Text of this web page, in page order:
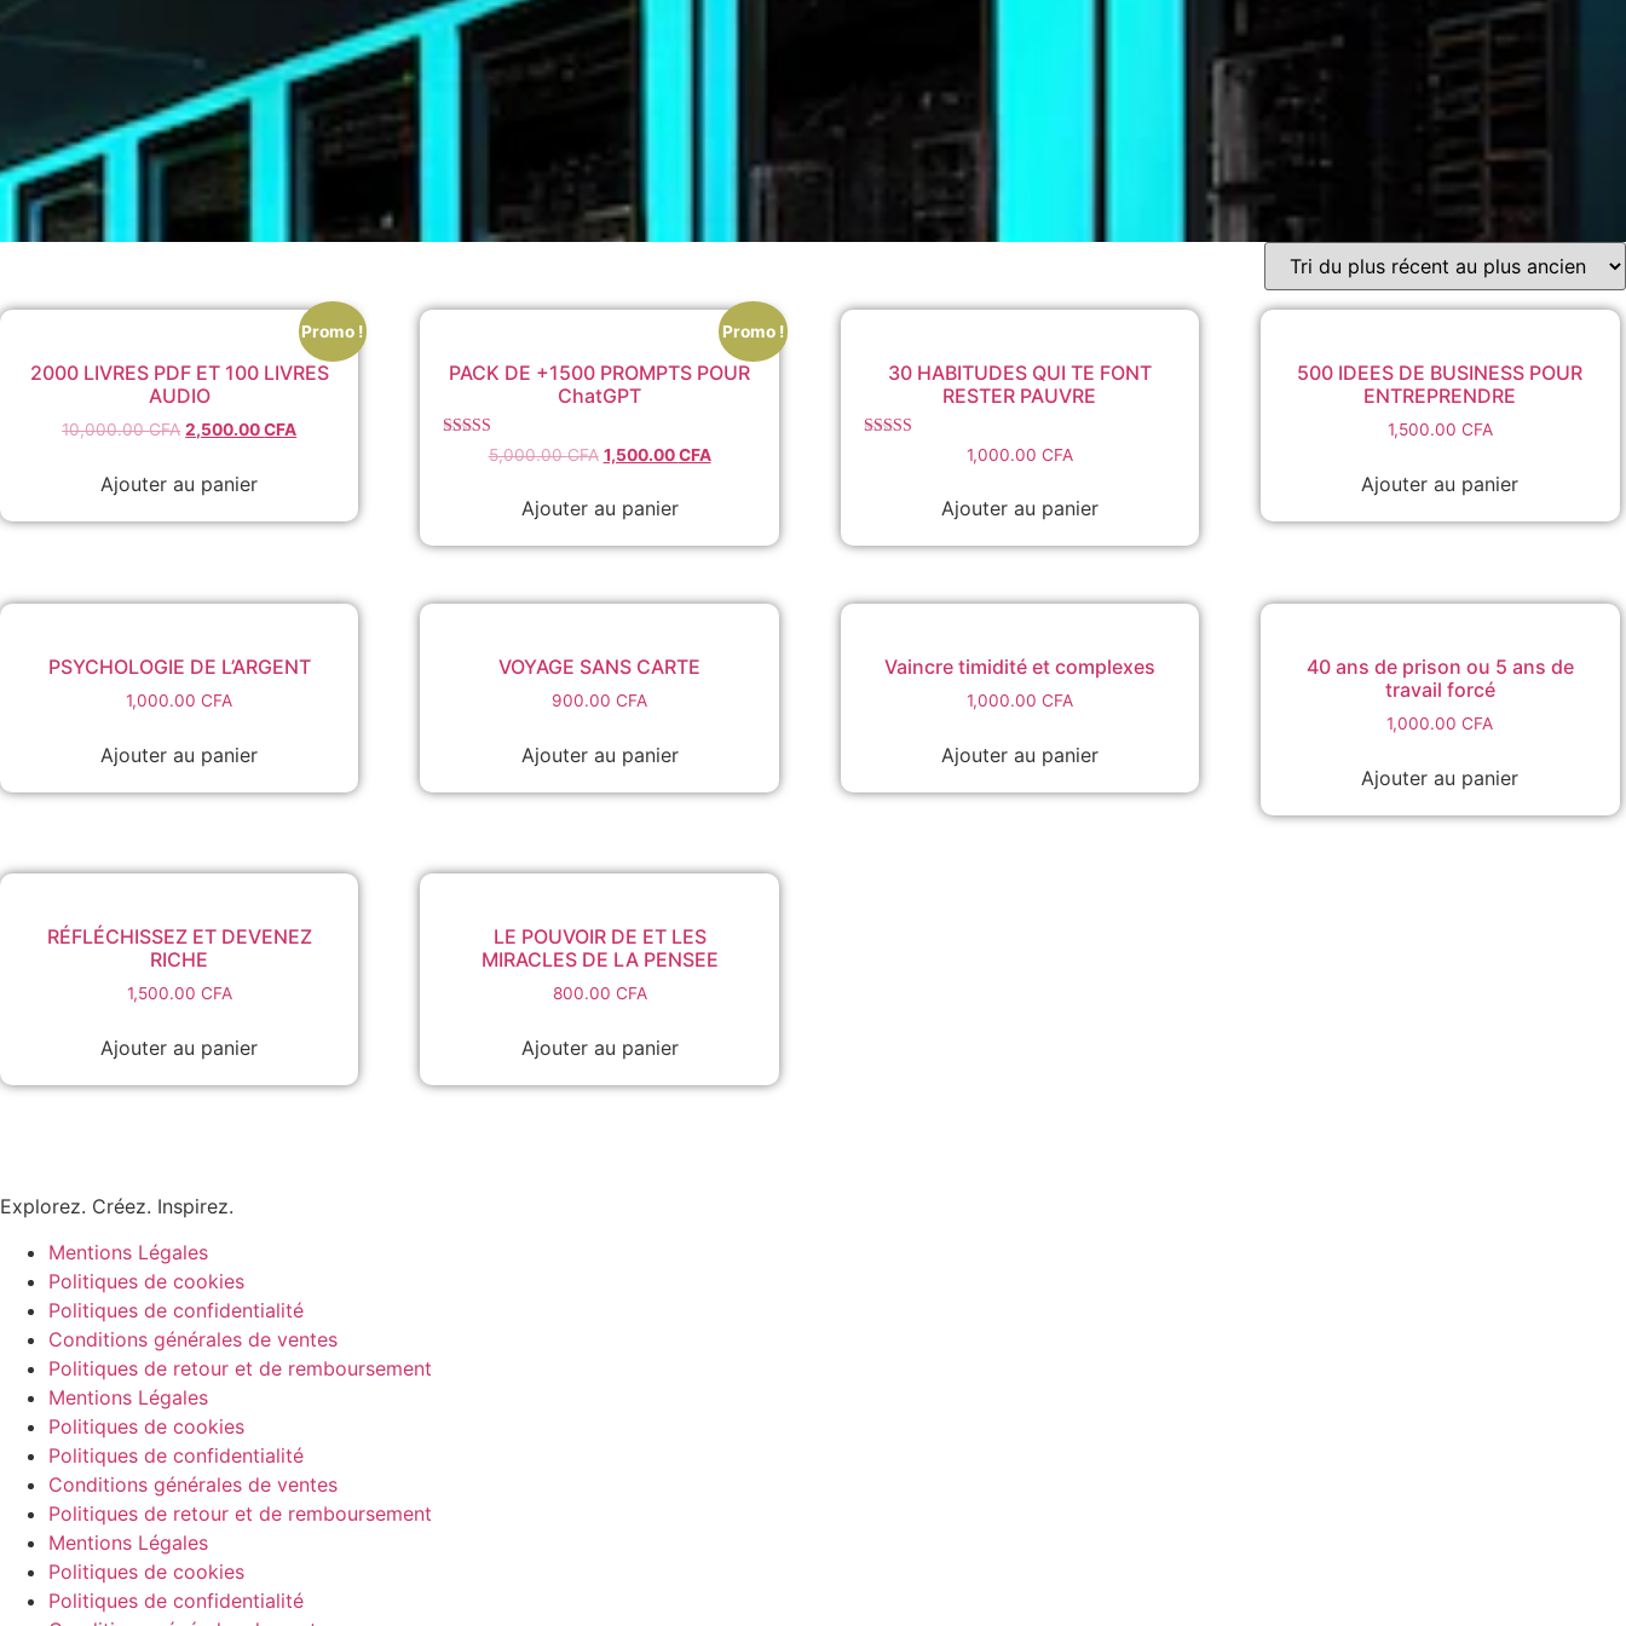
Promo !
2000 LIVRES PDF ET 100 LIVRES
AUDIO
10,000.00CFA Le
initial
était :
10,000.00 CFA.
2,500.00CFA
2,500.00 CFA.
Ajouter au panier
Promo !
PACK DE +1500 PROMPTS POUR
ChatGPT
Note
5.00
5,000.00CFA Le
initial
était :
5,000.00 CFA.
1,500.00CFALe
1,500.00 CFA.
Ajouter au panier
30 HABITUDES QUI TE FONT
RESTER PAUVRE
1,000.00 CFA
Ajouter au panier
500 IDEES DE BUSINESS POUR
ENTREPRENDRE
1,500.00 CFA
Ajouter au panier
PSYCHOLOGIE DE L’ARGENT
1,000.00CFA
Ajouter au panier
VOYAGE SANS CARTE
900.00CFA
Ajouter au panier
Vaincre timidité et complexes
1,000.00 CFA
Ajouter au panier
40 ans de prison ou 5 ans de
travail forcé
1,000.00CFA
Ajouter au panier
RÉFLÉCHISSEZ ET DEVENEZ
RICHE
1,500.00 CFA
Ajouter au panier
LE POUVOIR DE ET LES
MIRACLES DE LA PENSEE
800.00 CFA
Ajouter au panier
Explorez. Créez. Inspirez.
Mentions Légales
Politiques de cookies
Politiques de confidentialité
Conditions générales de ventes
Politiques de retour et de remboursement
Mentions Légales
Politiques de cookies
Politiques de confidentialité
Conditions générales de ventes
Politiques de retour et de remboursement
Mentions Légales
Politiques de cookies
Politiques de confidentialité